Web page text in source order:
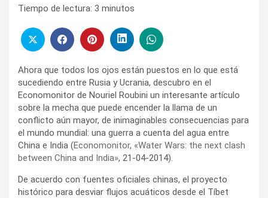
Tiempo de lectura: 3 minutos
Ahora que todos los ojos están puestos en lo que está
sucediendo entre Rusia y Ucrania, descubro en el
Economonitor de Nouriel Roubini un interesante artículo
sobre la mecha que puede encender la llama de un
conflicto aún mayor, de inimaginables consecuencias para
el mundo mundial: una guerra a cuenta del agua entre
China e India (Economonitor, «Water Wars: the next clash
between China and India», 21-04-2014).
De acuerdo con fuentes oficiales chinas, el proyecto
histórico para desviar flujos acuáticos desde el Tíbet